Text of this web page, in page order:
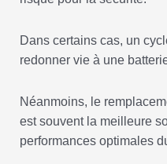
Dans certains cas, un
redonner vie à une
Néanmoins, le
est souvent la meilleure
performances optimales